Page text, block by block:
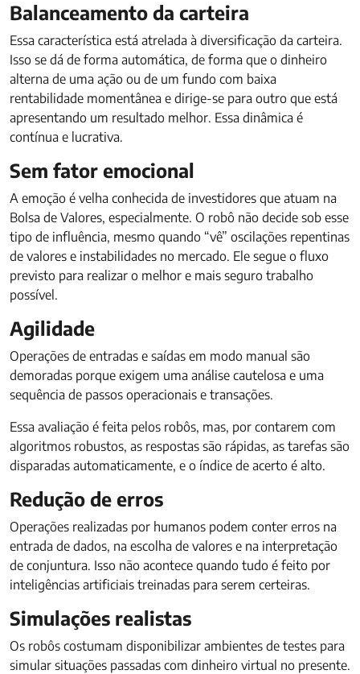
Balanceamento da carteira
Essa característica está atrelada à diversificação da carteira.
Isso se dá de forma automática, de forma que o dinheiro
alterna de uma ação ou de um fundo com baixa
rentabilidade momentânea e dirige-se para outro que está
apresentando um resultado melhor. Essa dinâmica é
contínua e lucrativa.
Sem fator emocional
A emoção é velha conhecida de investidores que atuam na
Bolsa de Valores, especialmente. O robô não decide sob esse
tipo de influência, mesmo quando “vê” oscilações repentinas
de valores e instabilidades no mercado. Ele segue o fluxo
previsto para realizar o melhor e mais seguro trabalho
possível.
Agilidade
Operações de entradas e saídas em modo manual são
demoradas porque exigem uma análise cautelosa e uma
sequência de passos operacionais e transações.
Essa avaliação é feita pelos robôs, mas, por contarem com
algoritmos robustos, as respostas são rápidas, as tarefas são
disparadas automaticamente, e o índice de acerto é alto.
Redução de erros
Operações realizadas por humanos podem conter erros na
entrada de dados, na escolha de valores e na interpretação
de conjuntura. Isso não acontece quando tudo é feito por
inteligências artificiais treinadas para serem certeiras.
Simulações realistas
Os robôs costumam disponibilizar ambientes de testes para
simular situações passadas com dinheiro virtual no presente.